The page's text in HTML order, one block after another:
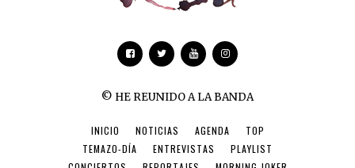
© HE REUNIDO A LA BANDA
INICIO NOTICIAS AGENDA
TOP
TEMAZO-DÍA
ENTREVISTAS
PLAYLIST